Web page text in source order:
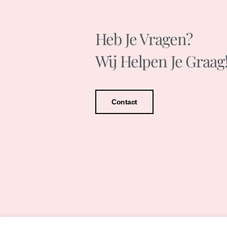
Heb Je Vragen?
Wij Helpen Je
Contact